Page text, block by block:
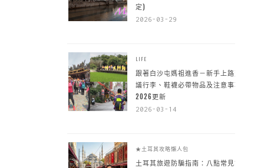
定)
2026-03-29
LIFE
跟著白沙屯媽祖進香－新手上路建
議行李、鞋襪必帶物品及注意事項
2026更新
2026-03-14
★土耳其攻略懶人包
土耳其旅遊防騙指南：八點常見詐